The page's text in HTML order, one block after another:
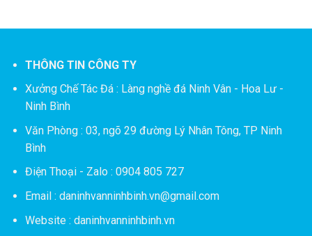
THÔNG TIN CÔNG TY
Xưởng Chế Tác Đá : Làng nghề đá Ninh Vân - Hoa Lư -
Ninh Bình
Văn Phòng : 03, ngõ 29 đường Lý Nhân Tông, TP Ninh
Bình
Điện Thoại - Zalo : 0904 805 727
Email : daninhvanninhbinh.vn@gmail.com
Website : daninhvanninhbinh.vn